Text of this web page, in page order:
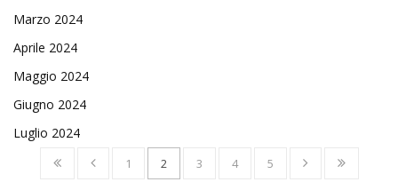
Marzo 2024
Aprile 2024
Maggio 2024
Giugno 2024
Luglio 2024
1 2 3 4 5